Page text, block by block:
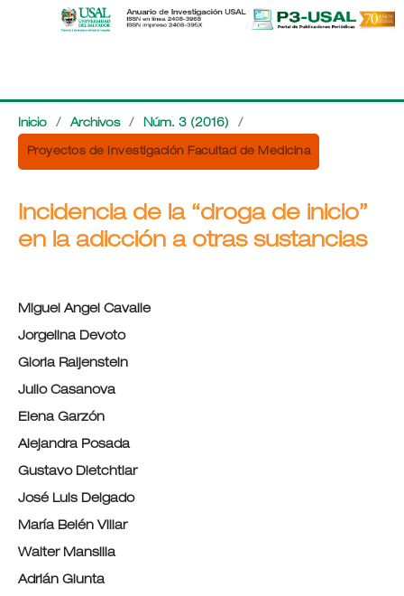
Inicio / Archivos / Núm. 3 (2016) /
Proyectos de Investigación Facultad de Medicina
Incidencia de la “droga de inicio”
en la adicción a otras sustancias
Miguel Angel Cavalie
Jorgelina Devoto
Gloria Raijenstein
Julio Casanova
Elena Garzón
Alejandra Posada
Gustavo Dietchtiar
José Luis Delgado
María Belén Villar
Walter Mansilla
Adrián Giunta